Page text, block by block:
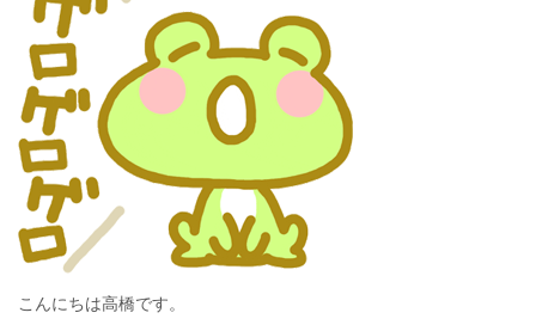
こんにちは高橋です。